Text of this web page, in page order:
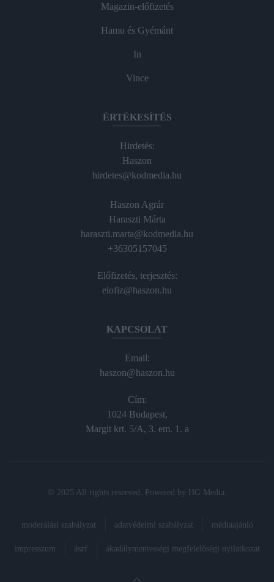
Magazin-előfizetés
Hamu és Gyémánt
In
Vince
ÉRTÉKESÍTÉS
Hirdetés:
Haszon
hirdetes@kodmedia.hu
Haszon Agrár
Haraszti Márta
haraszti.marta@kodmedia.hu
+36305157045
Előfizetés, terjesztés:
elofiz@haszon.hu
KAPCSOLAT
Email:
haszon@haszon.hu
Cím:
1024 Budapest,
Margit krt. 5/A, 3. em. 1. a
© 2025 All rights reserved. Powered by HG Media
moderálási szabályzat adatvédelmi szabályzat médiaajánló
impresszum ászf akadálymentességi megfelelőségi nyilatkozat